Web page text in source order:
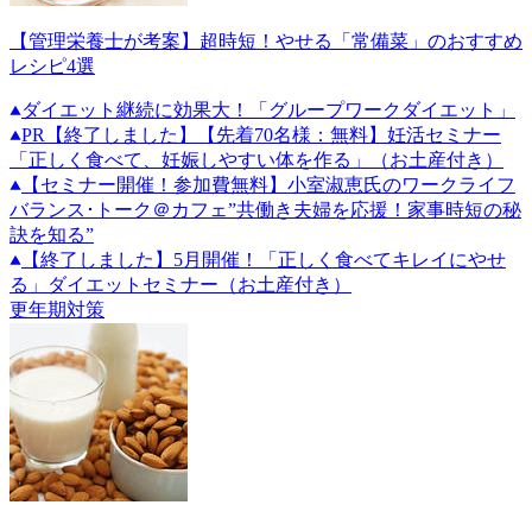
【管理栄養士が考案】超時短！やせる「常備菜」のおすすめ
レシピ4選
ダイエット継続に効果大！「グループワークダイエット」
PR
【終了しました】【先着70名様：無料】妊活セミナー
「正しく食べて、妊娠しやすい体を作る」（お土産付き）
【セミナー開催！参加費無料】小室淑恵氏のワークライフ
バランス･トーク＠カフェ”共働き夫婦を応援！家事時短の秘
訣を知る”
【終了しました】5月開催！「正しく食べてキレイにやせ
る」ダイエットセミナー（お土産付き）
更年期対策